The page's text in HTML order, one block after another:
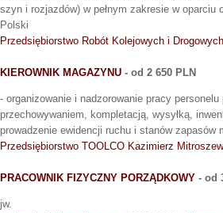
szyn i rozjazdów) w pełnym zakresie w
Polski
Przedsiębiorstwo Robót Kolejowych i
KIEROWNIK MAGAZYNU - od 2 650 PLN
- organizowanie i nadzorowanie pracy
przechowywaniem, kompletacją, wysyłką,
prowadzenie ewidencji ruchu i stanów zapasów
Przedsiębiorstwo TOOLCO Kazimierz
PRACOWNIK FIZYCZNY PORZĄDKOWY - od
jw.